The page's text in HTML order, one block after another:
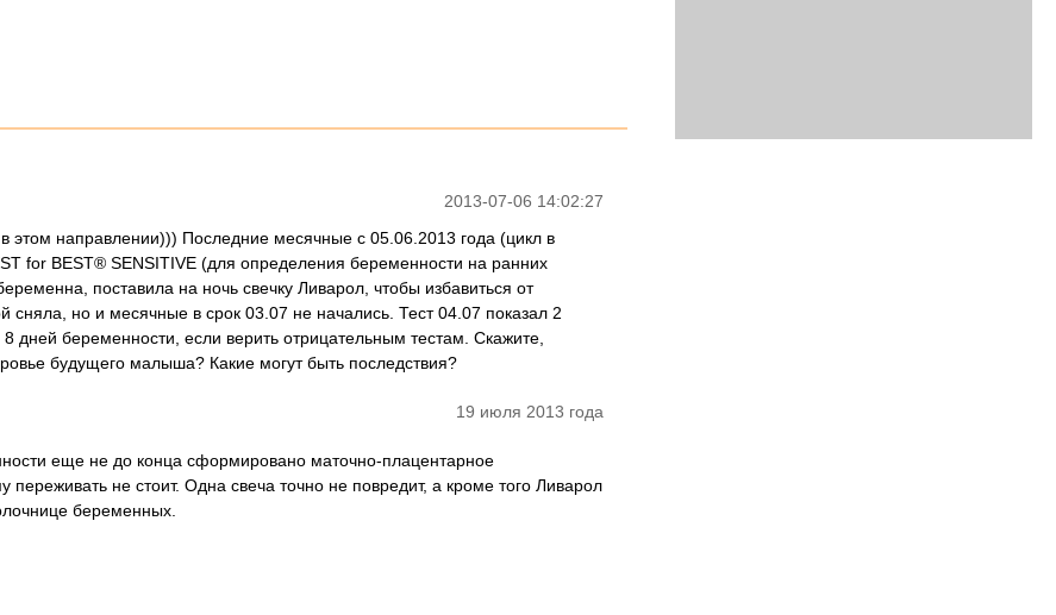
2013-07-06 14:02:27
этом направлении))) Последние месячные с 05.06.2013 года (цикл в
for BEST® SENSITIVE (для определения беременности на ранних
поставила на ночь свечку Ливарол, чтобы избавиться от
но и месячные в срок 03.07 не начались. Тест 04.07 показал 2
беременности, если верить отрицательным тестам. Скажите,
будущего малыша? Какие могут быть последствия?
19 июля 2013 года
еще не до конца сформировано маточно-плацентарное
переживать не стоит. Одна свеча точно не повредит, а кроме того Ливарол
беременных.